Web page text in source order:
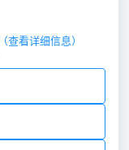
（查看详细信息）